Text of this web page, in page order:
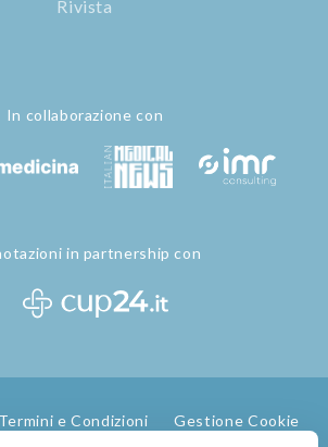
Rivista
In collaborazione con
in partnership con
Termini e Condizioni Gestione Cookie